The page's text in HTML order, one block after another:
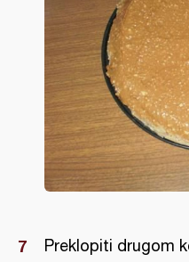
Preklopiti drugom